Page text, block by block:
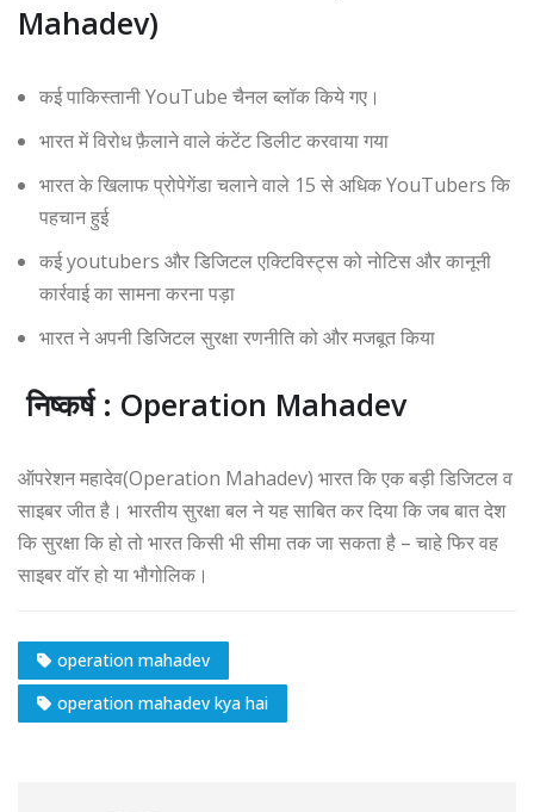
Mahadev)
कई पाकिस्तानी YouTube चैनल ब्लॉक किये गए।
भारत में विरोध फ़ैलाने वाले कंटेंट डिलीट करवाया गया
भारत के खिलाफ प्रोपेगेंडा चलाने वाले 15 से अधिक YouTubers कि
पहचान हुई
कई youtubers और डिजिटल एक्टिविस्ट्स को नोटिस और कानूनी
कार्रवाई का सामना करना पड़ा
भारत ने अपनी डिजिटल सुरक्षा रणनीति को और मजबूत किया
निष्कर्ष : Operation Mahadev
ऑपरेशन महादेव(Operation Mahadev) भारत कि एक बड़ी डिजिटल व
साइबर जीत है। भारतीय सुरक्षा बल ने यह साबित कर दिया कि जब बात देश
कि सुरक्षा कि हो तो भारत किसी भी सीमा तक जा सकता है – चाहे फिर वह
साइबर वॉर हो या भौगोलिक।
operation mahadev
operation mahadev kya hai